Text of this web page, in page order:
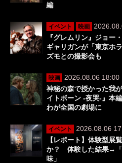
編
イベント 映画
『グレムリン』ジョー
ギャリガンが「東京ホ
ズモとの撮影会も
映画
2026.08.06 18:00
神秘の森で授かった我
イトボーン -夜哭-』本
わが全国の劇場に
イベント
2026.08.06
【レポート】体験型展
か？ 体験した結果→「
味」